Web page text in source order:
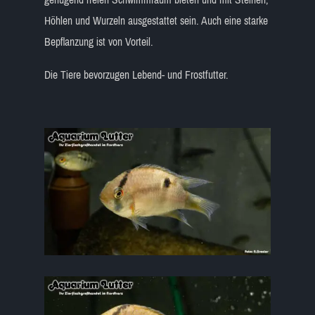
Höhlen und Wurzeln ausgestattet sein. Auch eine starke
Bepflanzung ist von Vorteil.
Die Tiere bevorzugen Lebend- und Frostfutter.